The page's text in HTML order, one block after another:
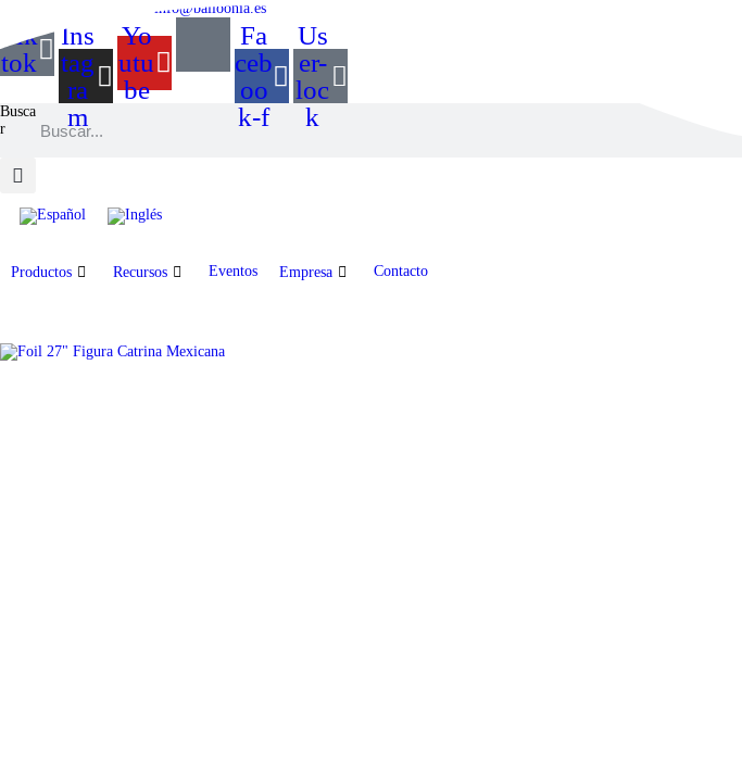
info@balloonia.es
Tik
tok
Ins
tag
ra
m
Yo
utu
be
Fa
ceb
oo
k-f
Us
er-
loc
k
Busca
r
Productos Recursos Eventos Empresa Contacto